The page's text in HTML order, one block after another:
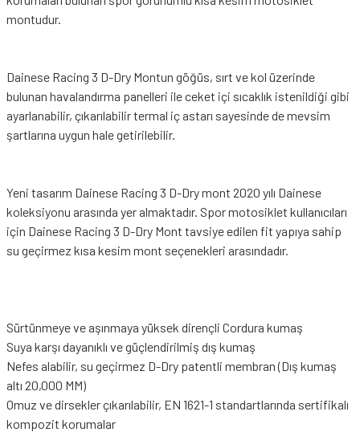
montudur.
Dainese Racing 3 D-Dry Montun göğüs, sırt ve kol üzerinde
bulunan havalandırma panelleri ile ceket içi sıcaklık istenildiği gibi
ayarlanabilir, çıkarılabilir termal iç astarı sayesinde de mevsim
şartlarına uygun hale getirilebilir.
Yeni tasarım Dainese Racing 3 D-Dry mont 2020 yılı Dainese
koleksiyonu arasında yer almaktadır. Spor motosiklet kullanıcıları
için Dainese Racing 3 D-Dry Mont tavsiye edilen fit yapıya sahip
su geçirmez kısa kesim mont seçenekleri arasındadır.
Sürtünmeye ve aşınmaya yüksek dirençli Cordura kumaş
Suya karşı dayanıklı ve güçlendirilmiş dış kumaş
Nefes alabilir, su geçirmez D-Dry patentli membran (Dış kumaş
altı 20,000 MM)
Omuz ve dirsekler çıkarılabilir, EN 1621-1 standartlarında sertifikalı
kompozit korumalar